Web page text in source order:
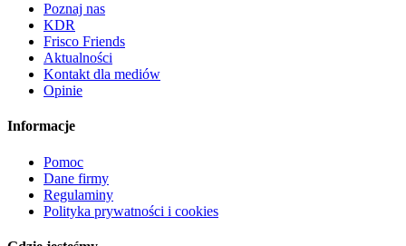
Poznaj nas
KDR
Frisco Friends
Aktualności
Kontakt dla mediów
Opinie
Informacje
Pomoc
Dane firmy
Regulaminy
Polityka prywatności i cookies